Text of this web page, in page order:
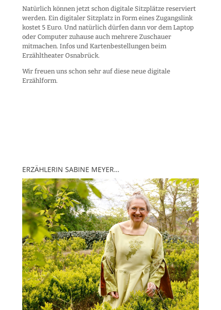
Natürlich können jetzt schon digitale Sitzplätze reserviert
werden. Ein digitaler Sitzplatz in Form eines Zugangslink
kostet 5 Euro. Und natürlich dürfen dann vor dem Laptop
oder Computer zuhause auch mehrere Zuschauer
mitmachen. Infos und Kartenbestellungen beim
Erzähltheater Osnabrück.
Wir freuen uns schon sehr auf diese neue digitale
Erzählform.
ERZÄHLERIN SABINE MEYER…